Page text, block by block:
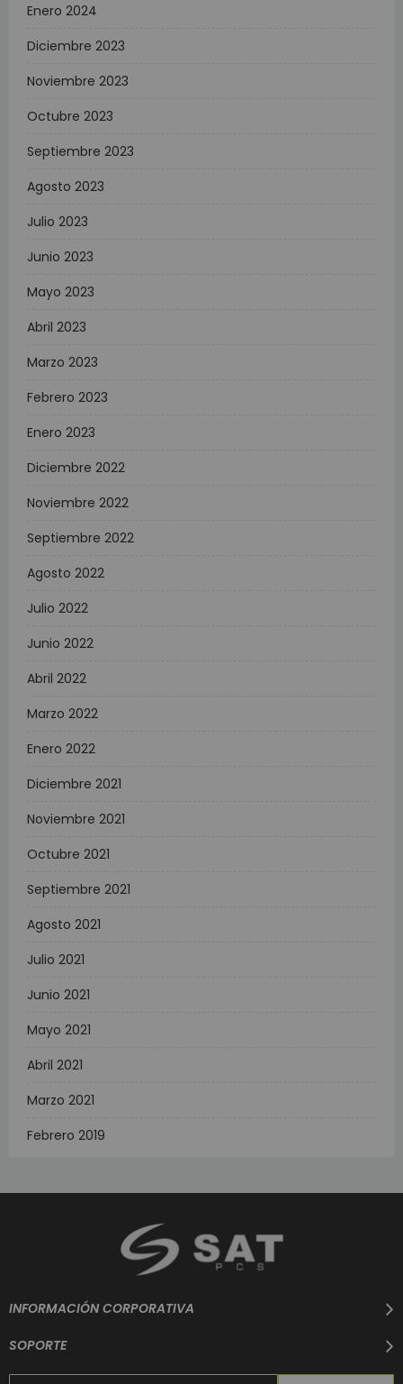
Enero 2024
Diciembre 2023
Noviembre 2023
Octubre 2023
Septiembre 2023
Agosto 2023
Julio 2023
Junio 2023
Mayo 2023
Abril 2023
Marzo 2023
Febrero 2023
Enero 2023
Diciembre 2022
Noviembre 2022
Septiembre 2022
Agosto 2022
Julio 2022
Junio 2022
Abril 2022
Marzo 2022
Enero 2022
Diciembre 2021
Noviembre 2021
Octubre 2021
Septiembre 2021
Agosto 2021
Julio 2021
Junio 2021
Mayo 2021
Abril 2021
Marzo 2021
Febrero 2019
INFORMACIÓN CORPORATIVA
SOPORTE